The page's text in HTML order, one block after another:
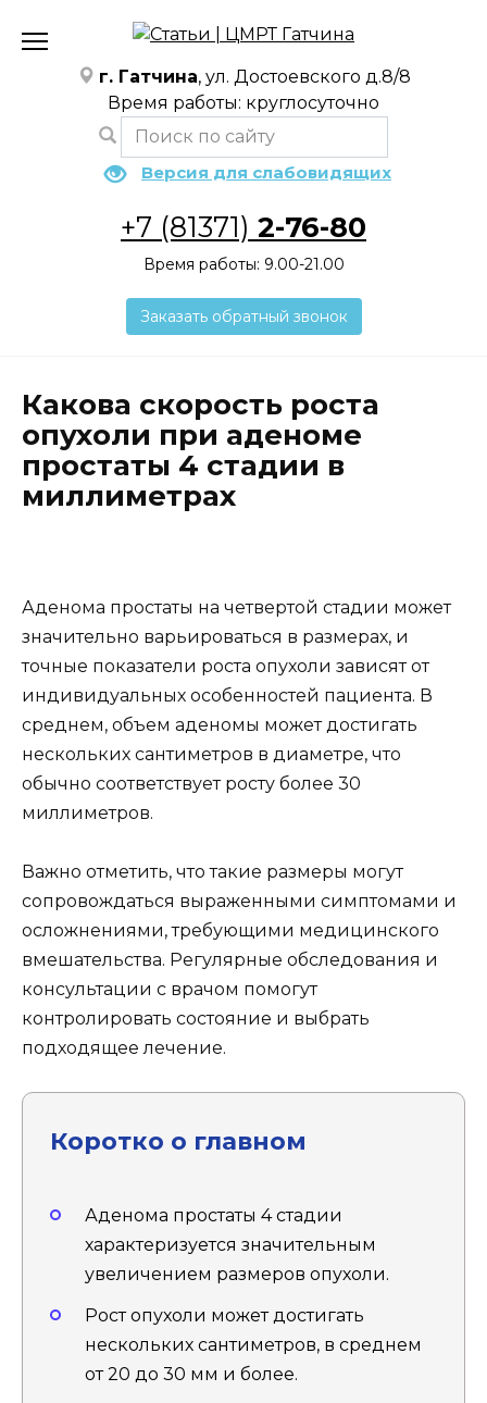
содержанию
г. Гатчина, ул. Достоевского д.8/8
Время работы: круглосуточно
Версия для слабовидящих
+7 (81371) 2-76-80
Время работы: 9.00-21.00
Заказать обратный звонок
Какова скорость роста
опухоли при аденоме
простаты 4 стадии в
миллиметрах
Аденома простаты на четвертой стадии может
значительно варьироваться в размерах, и
точные показатели роста опухоли зависят от
индивидуальных особенностей пациента. В
среднем, объем аденомы может достигать
нескольких сантиметров в диаметре, что
обычно соответствует росту более 30
миллиметров.
Важно отметить, что такие размеры могут
сопровождаться выраженными симптомами и
осложнениями, требующими медицинского
вмешательства. Регулярные обследования и
консультации с врачом помогут
контролировать состояние и выбрать
подходящее лечение.
Коротко о главном
Аденома простаты 4 стадии
характеризуется значительным
увеличением размеров опухоли.
Рост опухоли может достигать
нескольких сантиметров, в среднем
от 20 до 30 мм и более.